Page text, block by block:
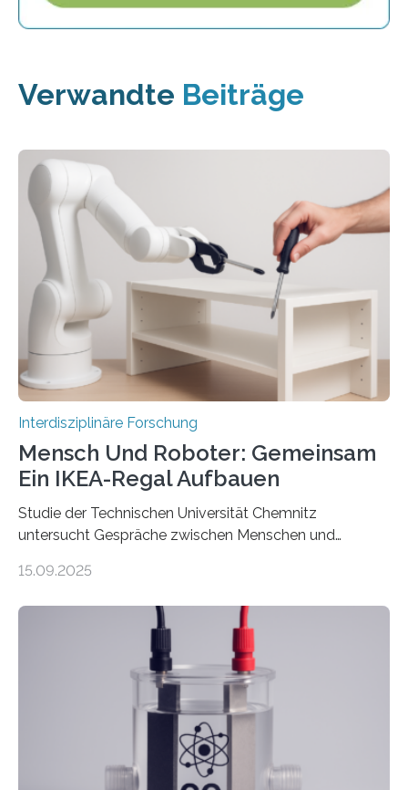
Verwandte Beiträge
Interdisziplinäre Forschung
Mensch Und Roboter: Gemeinsam
Ein IKEA-Regal Aufbauen
Studie der Technischen Universität Chemnitz
untersucht Gespräche zwischen Menschen und
Podcast. Bereits jetzt arbeiten Menschen eng mit
Industrie. In Zukunft wird das voraussichtlich noch
Roboter-Teams eigentlich währenddessen? Und vor
allem wie? „Uns interessiert, ob Menschen im Team mit
dem Roboter anders sprechen als im Team mit
anderen Menschen“, so die Sprachwissenschaftlerin
Prof. Dr. Christina Sanchez-Stockhammer von der
Technischen Universität…
15.09.2025